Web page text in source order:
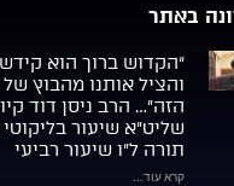
באתר
“הקדוש ברוך הוא
והציל אותנו מהבוץ
הזה”… הרב ניסן דוד
שליט”א שיעור בליקוטי
תורה ל”ו שיעור רביעי
קרא עוד...